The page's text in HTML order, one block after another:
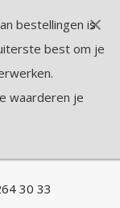
30 33
×
bestellingen is
best om je
waarderen je